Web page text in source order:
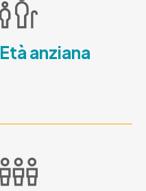
Età anziana